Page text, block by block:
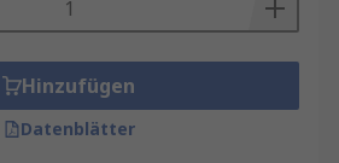
Hinzufügen
Datenblätter